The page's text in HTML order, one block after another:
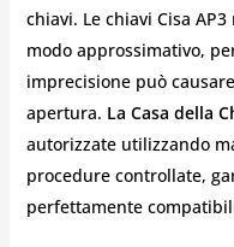
chiavi. Le chiavi Cisa
modo approssimativo,
imprecisione può
apertura. La Casa della
autorizzate utilizzando
procedure controllate,
perfettamente